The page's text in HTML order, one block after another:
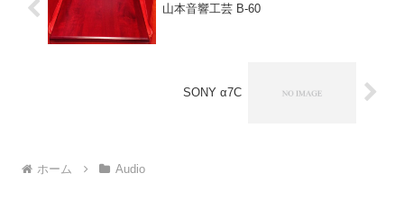
山本音響工芸 B-60
SONY α7C
ホーム Audio